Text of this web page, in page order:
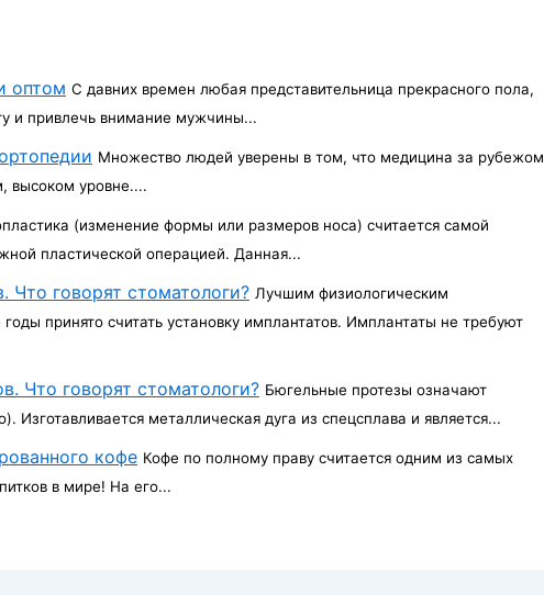
оптом С давних времен любая представительница прекрасного пола,
и привлечь внимание мужчины...
Множество людей уверены в том, что медицина за рубежом
высоком уровне....
(изменение формы или размеров носа) считается самой
пластической операцией. Данная...
Что говорят стоматологи? Лучшим физиологическим
принято считать установку имплантатов. Имплантаты не требуют
Что говорят стоматологи? Бюгельные протезы означают
Изготавливается металлическая дуга из спецсплава и является...
кофе Кофе по полному праву считается одним из самых
в мире! На его...